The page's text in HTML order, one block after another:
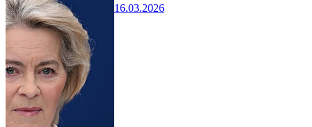
16.03.2026